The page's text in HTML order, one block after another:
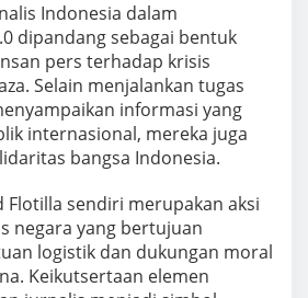
Indonesia dalam
dipandang sebagai bentuk
pers terhadap krisis
Selain menjalankan tugas
informasi yang
internasional, mereka juga
bangsa Indonesia.
Flotilla sendiri merupakan aksi
negara yang bertujuan
logistik dan dukungan moral
Keikutsertaan elemen